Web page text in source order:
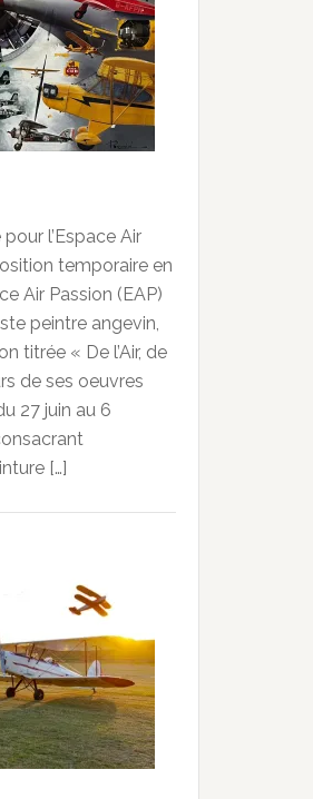
l’Espace Air
temporaire en
Air Passion (EAP)
peintre angevin,
titrée « De l’Air, de
de ses oeuvres
27 juin au 6
[…]